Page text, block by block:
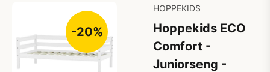
-20%
HOPPEKIDS
Hoppekids ECO
Comfort -
Juniorseng -